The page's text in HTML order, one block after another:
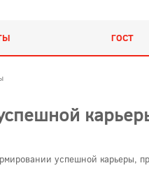
ГОСТ
успешной карьеры,